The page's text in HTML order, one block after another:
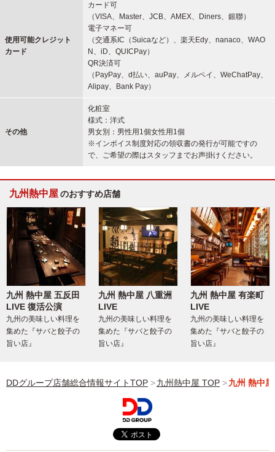
使用可能クレジット
カード
カード可
（VISA、Master、JCB、AMEX、Diners、銀聯）
電子マネー可
（交通系IC（Suicaなど）、楽天Edy、nanaco、WAO
N、iD、QUICPay）
QR決済可
（PayPay、d払い、auPay、メルペイ、WeChatPay、
Alipay、Bank Pay）
その他
化粧室
様式：洋式
男女別：男性用1個女性用1個
※インボイス制度対応の領収書の発行が可能ですの
で、ご希望の際はスタッフまでお声掛けください。
九州熱中屋のおすすめ店舗
九州 熱中屋 五反田
LIVE 復活公演
九州の美味しい料理を
集めた『サバと餃子の
旨い店』
九州 熱中屋 八重洲
LIVE
九州の美味しい料理を
集めた『サバと餃子の
旨い店』
九州 熱中屋 有楽町
LIVE
九州の美味しい料理を
集めた『サバと餃子の
旨い店』
DDグループ店舗総合情報サイトTOP 九州熱中屋 TOP 九州 熱中